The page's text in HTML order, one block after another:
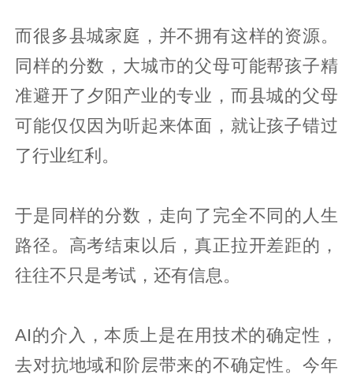
而很多县城家庭，并不拥有这样的资源。
同样的分数，大城市的父母可能帮孩子精
准避开了夕阳产业的专业，而县城的父母
可能仅仅因为听起来体面，就让孩子错过
了行业红利。
于是同样的分数，走向了完全不同的人生
路径。高考结束以后，真正拉开差距的，
往往不只是考试，还有信息。
AI的介入，本质上是在用技术的确定性，
去对抗地域和阶层带来的不确定性。今年